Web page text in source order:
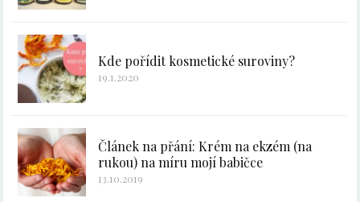
Kde pořídit kosmetické suroviny?
19.1.2020
Článek na přání: Krém na ekzém (na
rukou) na míru mojí babičce
13.10.2019